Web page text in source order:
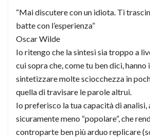
“Mai discutere con un idiota. Ti
batte con l’esperienza”
Oscar Wilde
Io ritengo che la sintesi sia troppo a
cui sopra che, come tu ben dici, hanno
sintetizzare molte sciocchezza in
quella di travisare le parole altrui.
Io preferisco la tua capacità di analisi,
sicuramente meno “popolare”, che
controparte ben più arduo replicare